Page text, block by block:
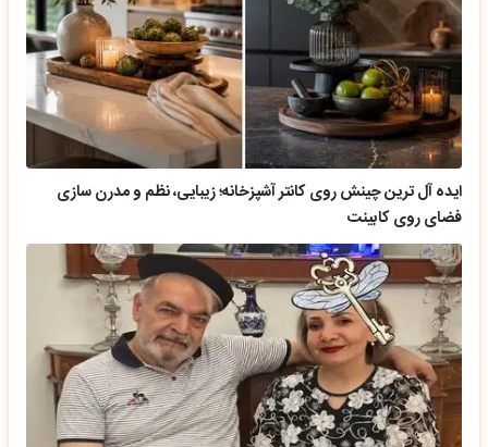
ایده آل ترین چینش روی کانتر آشپزخانه؛ زیبایی، نظم و مدرن سازی
فضای روی کابینت